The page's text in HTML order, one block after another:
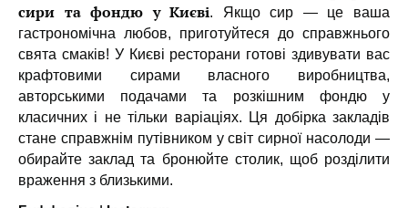
сири та фондю у Києві. Якщо сир — це ваша
гастрономічна любов, приготуйтеся до справжнього
свята смаків! У Києві ресторани готові здивувати вас
крафтовими сирами власного виробництва,
авторськими подачами та розкішним фондю у
класичних і не тільки варіаціях. Ця добірка закладів
стане справжнім путівником у світ сирної насолоди —
обирайте заклад та бронюйте столик, щоб розділити
враження з близькими.